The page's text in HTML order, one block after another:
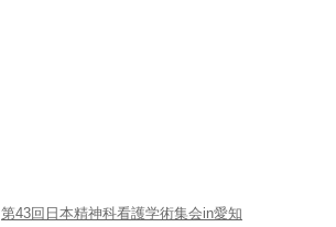
第43回日本精神科看護学術集会in愛知